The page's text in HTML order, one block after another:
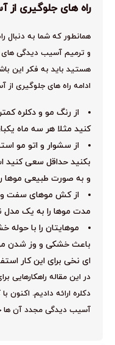
راه های جلوگیری
همانطور که شما به دنبال
و ترمیم آسیب دیدگی های
هستید باید به فکر این
ادامه راه های جلوگیری
از رنگ مو و دکلره
کنید مثلا هر سه ماه
از سشوار و اتو مو
بکنید حداقل سعی کنید
و به صورت طبیعی موها
از کش موهای سفت و
مدت موها را به یک مدل
موهایتان را با
باعث خشکی و وز شدن
ای نخی برای این کار
در این مقاله راهکارهایی
دکلره ارائه دادیم. اکنون
آسیب دیدگی مجدد آن ها